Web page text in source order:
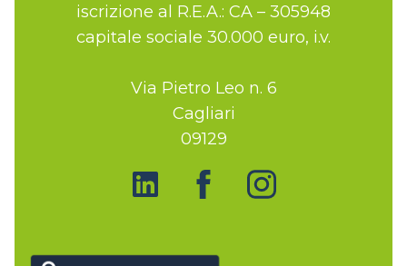
iscrizione al R.E.A.: CA – 305948
capitale sociale 30.000 euro, i.v.
Via Pietro Leo n. 6
Cagliari
09129